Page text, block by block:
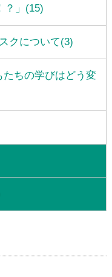
？」(15)
クについて(3)
ちの学びはどう変